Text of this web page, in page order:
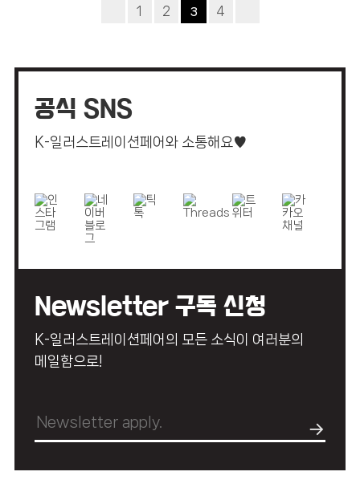
1 2 3 4
공식 SNS
K-일러스트레이션페어와 소통해요♥
Newsletter 구독 신청
K-일러스트레이션페어의 모든 소식이 여러분의
메일함으로!